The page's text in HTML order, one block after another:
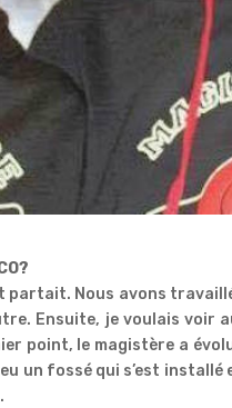
partait. Nous avons
Ensuite, je voulais voir
point, le magistère a
un fossé qui s’est installé